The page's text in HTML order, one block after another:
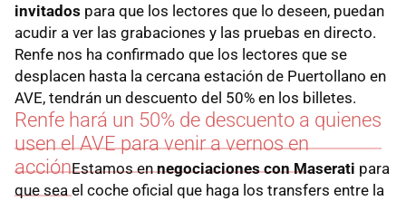
invitados para que los lectores que lo deseen, puedan
acudir a ver las grabaciones y las pruebas en directo.
Renfe nos ha confirmado que los lectores que se
desplacen hasta la cercana estación de Puertollano en
AVE, tendrán un descuento del 50% en los billetes.
Renfe hará un 50% de descuento a quienes
usen el AVE para venir a vernos en
acciónEstamos ennegociaciones con Maserati para
que sea el coche oficial que haga los transfers entre la